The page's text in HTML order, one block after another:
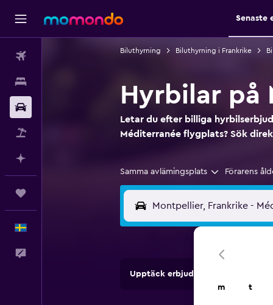
Senaste
Biluthyrning Biluthyrning i Frankrike
Hyrbilar på
Letar du efter billiga
Méditerranée flygplats? Sök
Samma avlämingsplats Förarens
Upptäck erbjudanden från
m t